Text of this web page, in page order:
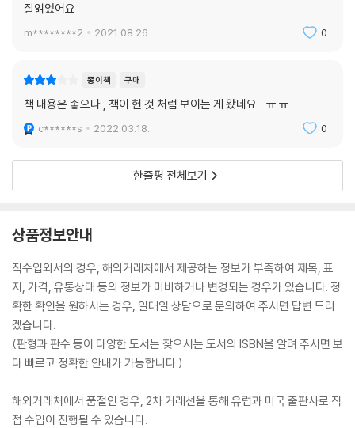
잘읽었어요
m********2 2021.08.26. 0
종이책 구매
책 내용은 좋으나 , 책이 헌 것 처럼 보이는 게 왔네요....ㅠ.ㅠ
c******s 2022.03.18. 0
한줄평 전체보기
상품정보안내
직수입외서의 경우, 해외거래처에서 제공하는 정보가 부족하여 제목, 표
지, 가격, 유통상태 등의 정보가 미비하거나 변경되는 경우가 있습니다. 정
확한 확인을 원하시는 경우, 일대일 상담으로 문의하여 주시면 답변 드리
겠습니다.
(판형과 판수 등이 다양한 도서는 찾으시는 도서의 ISBN을 알려 주시면 보
다 빠르고 정확한 안내가 가능합니다.)
해외거래처에서 품절인 경우, 2차 거래선을 통해 유럽과 미국 출판사로 직
접 수입이 진행될 수 있습니다.